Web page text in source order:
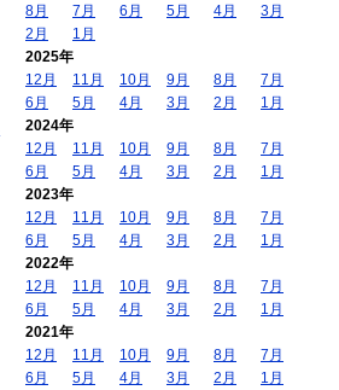
8月
7月 6月 5月 4月
3月
2月
1月
2025年
12月
11月 10月 9月 8月
7月
6月
5月 4月 3月 2月
1月
2024年
12月
11月 10月 9月 8月
7月
6月
5月 4月 3月 2月
1月
2023年
12月
11月 10月 9月 8月
7月
6月
5月 4月 3月 2月
1月
2022年
12月
11月 10月 9月 8月
7月
6月
5月 4月 3月 2月
1月
2021年
12月
11月 10月 9月 8月
7月
6月
5月 4月 3月 2月
1月